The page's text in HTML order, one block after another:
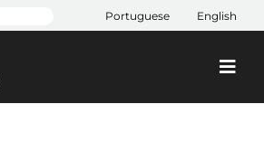
Portuguese English